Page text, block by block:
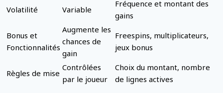
Volatilité
Variable
Fréquence et montant des
gains
Bonus et
Fonctionnalités
Augmente les
chances de
gain
Freespins, multiplicateurs,
jeux bonus
Règles de mise
Contrôlées
par le joueur
Choix du montant, nombre
de lignes actives